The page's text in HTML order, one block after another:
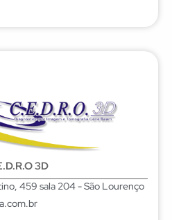
3D
459 sala 204 - São Lourenço